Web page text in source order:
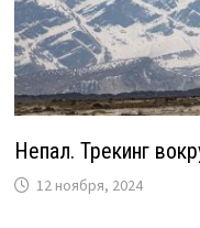
Непал. Трекинг
12 ноября, 2024